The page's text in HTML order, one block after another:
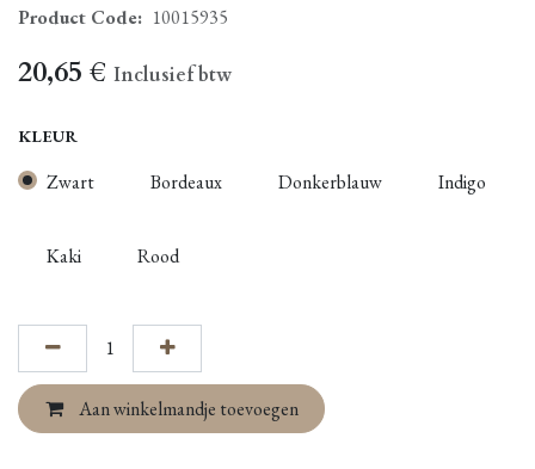
Product Code: 10015935
20,65 € Inclusief btw
KLEUR
Zwart Bordeaux Donkerblauw Indigo
Kaki Rood
Aan winkelmandje toevoegen